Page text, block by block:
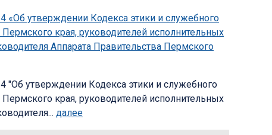
«Об утверждении Кодекса этики и служебного
края, руководителей исполнительных
Аппарата Правительства Пермского
"Об утверждении Кодекса этики и служебного
края, руководителей исполнительных
далее